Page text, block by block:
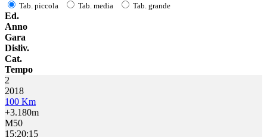
Tab. piccola Tab. media Tab. grande
Ed.
Anno
Gara
Disliv.
Cat.
Tempo
2
2018
100 Km
+3.180m
M50
15:20:15